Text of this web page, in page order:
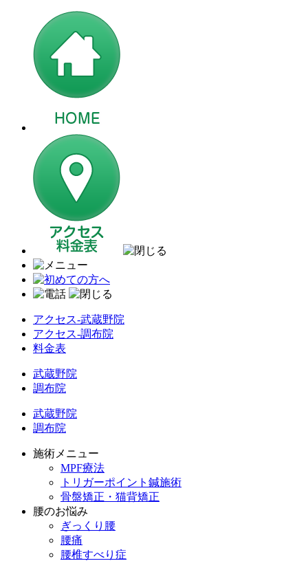
アクセス-武蔵野院
アクセス-調布院
料金表
武蔵野院
調布院
武蔵野院
調布院
施術メニュー
MPF療法
トリガーポイント鍼施術
骨盤矯正・猫背矯正
腰のお悩み
ぎっくり腰
腰痛
腰椎すべり症